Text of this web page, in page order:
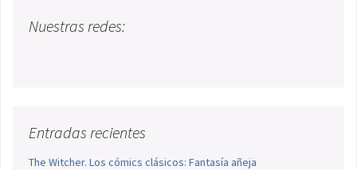
Nuestras redes:
Entradas recientes
The Witcher. Los cómics clásicos: Fantasía añeja